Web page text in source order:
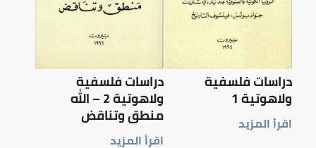
دراسات فلسفية
ولاهوتية 1
اقرأ المزيد
دراسات فلسفية
ولاهوتية 2 – الله
منطق وتناقض
اقرأ المزيد